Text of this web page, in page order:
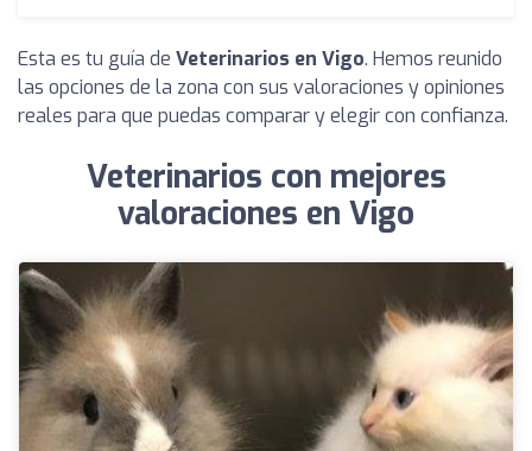
Esta es tu guía de Veterinarios en Vigo. Hemos reunido
las opciones de la zona con sus valoraciones y opiniones
reales para que puedas comparar y elegir con confianza.
Veterinarios con mejores
valoraciones en Vigo